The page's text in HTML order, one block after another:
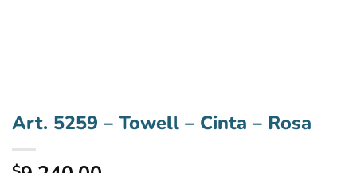
Art. 5259 – Towell – Cinta – Rosa